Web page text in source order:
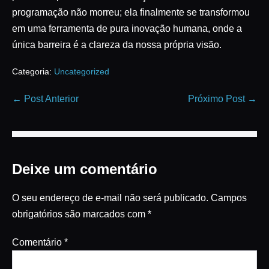
programação não morreu; ela finalmente se transformou
em uma ferramenta de pura inovação humana, onde a
única barreira é a clareza da nossa própria visão.
Categoria: Uncategorized
← Post Anterior Próximo Post →
Deixe um comentário
O seu endereço de e-mail não será publicado. Campos
obrigatórios são marcados com *
Comentário *